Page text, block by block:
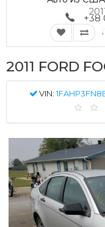
+38
2011 FORD
VIN: